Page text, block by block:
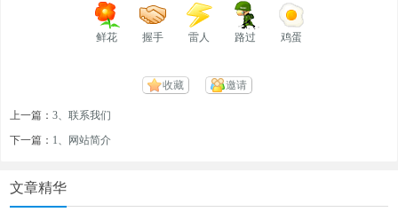
鲜花 握手 雷人 路过 鸡蛋
收藏 邀请
上一篇：3、联系我们
下一篇： 1、网站简介
文章精华